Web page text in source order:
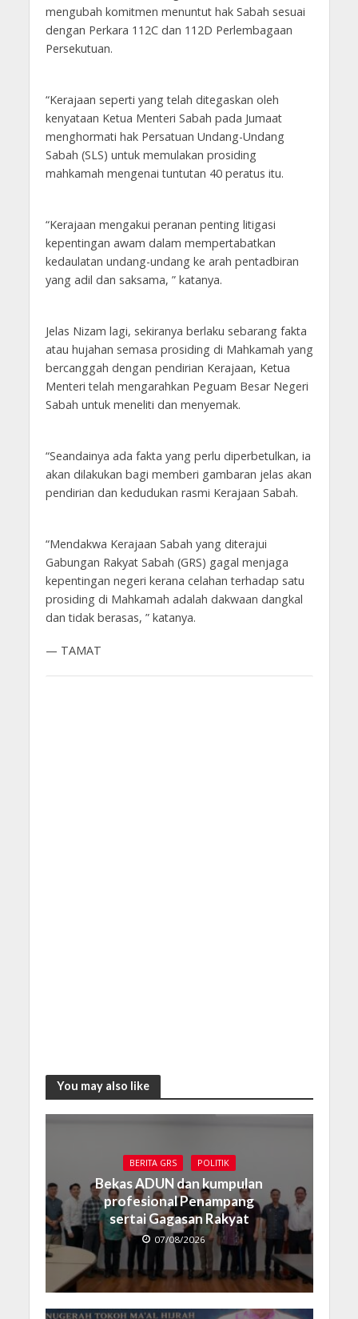
mengubah komitmen menuntut hak Sabah sesuai
dengan Perkara 112C dan 112D Perlembagaan
Persekutuan.
“Kerajaan seperti yang telah ditegaskan oleh
kenyataan Ketua Menteri Sabah pada Jumaat
menghormati hak Persatuan Undang-Undang
Sabah (SLS) untuk memulakan prosiding
mahkamah mengenai tuntutan 40 peratus itu.
“Kerajaan mengakui peranan penting litigasi
kepentingan awam dalam mempertabatkan
kedaulatan undang-undang ke arah pentadbiran
yang adil dan saksama, ” katanya.
Jelas Nizam lagi, sekiranya berlaku sebarang fakta
atau hujahan semasa prosiding di Mahkamah yang
bercanggah dengan pendirian Kerajaan, Ketua
Menteri telah mengarahkan Peguam Besar Negeri
Sabah untuk meneliti dan menyemak.
“Seandainya ada fakta yang perlu diperbetulkan, ia
akan dilakukan bagi memberi gambaran jelas akan
pendirian dan kedudukan rasmi Kerajaan Sabah.
“Mendakwa Kerajaan Sabah yang diterajui
Gabungan Rakyat Sabah (GRS) gagal menjaga
kepentingan negeri kerana celahan terhadap satu
prosiding di Mahkamah adalah dakwaan dangkal
dan tidak berasas, ” katanya.
— TAMAT
You may also like
BERITA GRS POLITIK
Bekas ADUN dan kumpulan
profesional Penampang
sertai Gagasan Rakyat
07/08/2026